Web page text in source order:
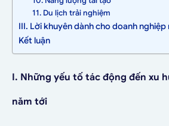
11. Du lịch trải nghiệm
III. Lời khuyên dành cho doanh
Kết luận
I. Những yếu tố tác động đến xu
năm tới